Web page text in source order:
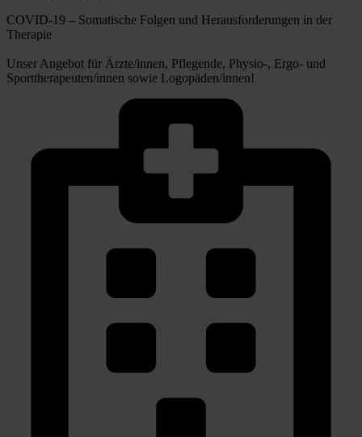
COVID-19 – Somatische Folgen und Herausforderungen in der
Therapie
Unser Angebot für Ärzte/innen, Pflegende, Physio-, Ergo- und
Sporttherapeuten/innen sowie Logopäden/innen!